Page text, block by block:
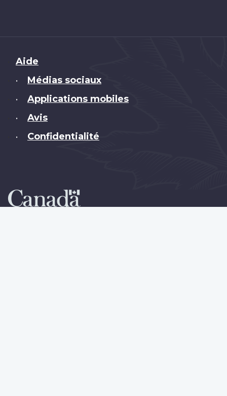
Brand
Aide
• Médias sociaux
• Applications mobiles
• Avis
• Confidentialité